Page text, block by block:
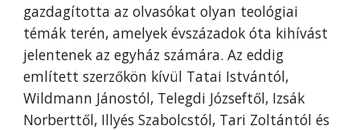
gazdagította az olvasókat olyan teológiai
témák terén, amelyek évszázadok óta kihívást
jelentenek az egyház számára. Az eddig
említett szerzőkön kívül Tatai Istvántól,
Wildmann Jánostól, Telegdi Józseftől, Izsák
Norberttől, Illyés Szabolcstól, Tari Zoltántól és